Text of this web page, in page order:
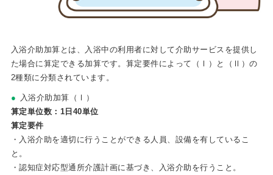
入浴介助加算とは、入浴中の利用者に対して介助サービスを提供し
た場合に算定できる加算です。算定要件によって（Ⅰ）と（Ⅱ）の
2種類に分類されています。
入浴介助加算（Ⅰ）
算定単位数：1日40単位
算定要件
・入浴介助を適切に行うことができる人員、設備を有しているこ
と。
・認知症対応型通所介護計画に基づき、入浴介助を行うこと。